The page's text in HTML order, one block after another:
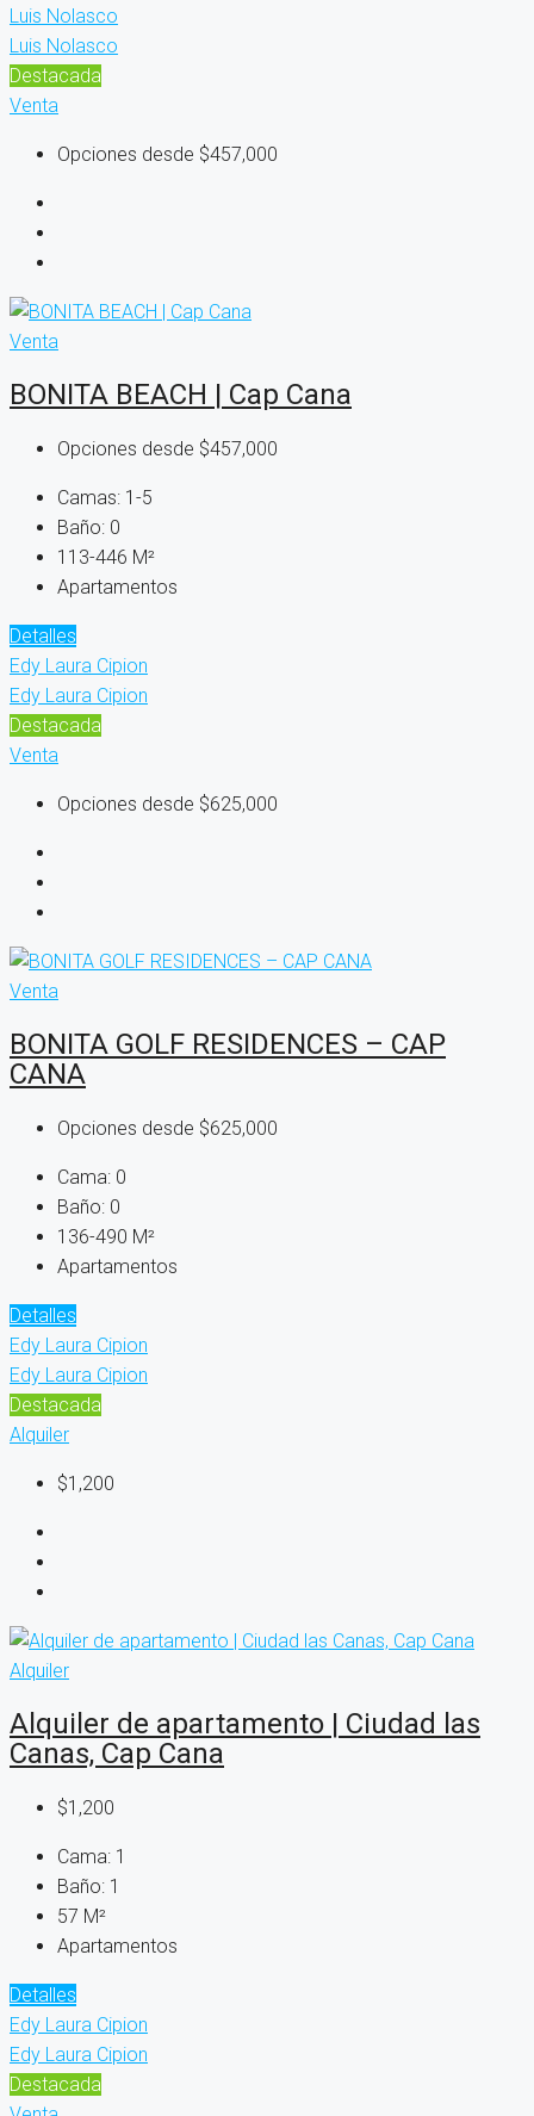
Luis Nolasco
Luis Nolasco
Destacada
Venta
Opciones desde $457,000
Venta
BONITA BEACH | Cap Cana
Opciones desde $457,000
Camas: 1-5
Baño: 0
113-446 M²
Apartamentos
Detalles
Edy Laura Cipion
Edy Laura Cipion
Destacada
Venta
Opciones desde $625,000
Venta
BONITA GOLF RESIDENCES – CAP
CANA
Opciones desde $625,000
Cama: 0
Baño: 0
136-490 M²
Apartamentos
Detalles
Edy Laura Cipion
Edy Laura Cipion
Destacada
Alquiler
$1,200
Alquiler
Alquiler de apartamento | Ciudad las
Canas, Cap Cana
$1,200
Cama: 1
Baño: 1
57 M²
Apartamentos
Detalles
Edy Laura Cipion
Edy Laura Cipion
Destacada